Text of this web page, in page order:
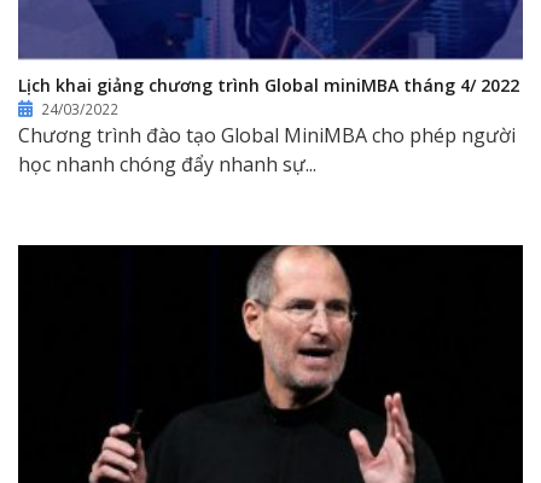
Lịch khai giảng chương trình Global miniMBA tháng 4/ 2022
24/03/2022
Chương trình đào tạo Global MiniMBA cho phép người
học nhanh chóng đẩy nhanh sự...